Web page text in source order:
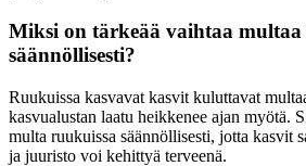
Miksi on tärkeää vaihtaa multaa
säännöllisesti?
Ruukuissa kasvavat kasvit kuluttavat
kasvualustan laatu heikkenee ajan myötä.
multa ruukuissa säännöllisesti, jotta kasvit
ja juuristo voi kehittyä terveenä.